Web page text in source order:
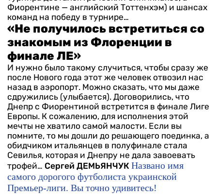
Фиорентине — английский Тоттенхэм) и шансах
команд на победу в турнире…
«Не получилось встретиться со
знакомым из Флоренции в
финале ЛЕ»
И нужно было такому случиться, чтобы сразу же
после Нового года этот же человек отвозил нас
назад в аэропорт. Можно сказать, что мы даже
сдружились (улыбается). Договорились, что
Днепр с Фиорентиной встретится в финале Лиге
Европы. К сожалению, для исполнения этой
мечты не хватило самой малости. Если вы
помните, то мы дошли до решающего поединка, а
обидчиком итальянцев в полуфинале стала
Севилья, которая и Днепру не дала завоевать
трофей… Сергей ДЕМЬЯНЧУК Названо имя
самого дорогого футболиста украинской
Премьер-лиги. Вы точно удивитесь!